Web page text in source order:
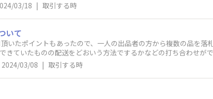
03/18 | 取引する時
いて
いたポイントもあったので、一人の出品者の方から複数の品を
きていたものの配送をどおいう方法でするかなどの打ち合わせが
支払方法を代引き以外でお手続させてもらいました。その後無事
以外の支払い未終了な商品たちです。支払いが終了していないも
で、たとえば出品者側にまとめ払いで支払いに使用した商品以外
払いには使用していないが、金額の支払いが終了した商品を整理
2024/03/08 | 取引する時